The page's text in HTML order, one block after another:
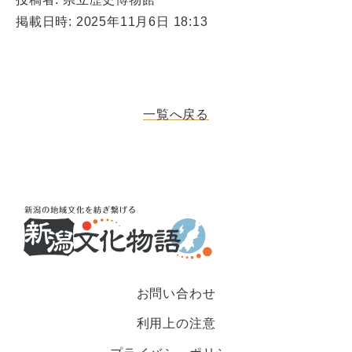
掲載日時: 2025年11月6日 18:13
一覧へ戻る
お問い合わせ
利用上の注意